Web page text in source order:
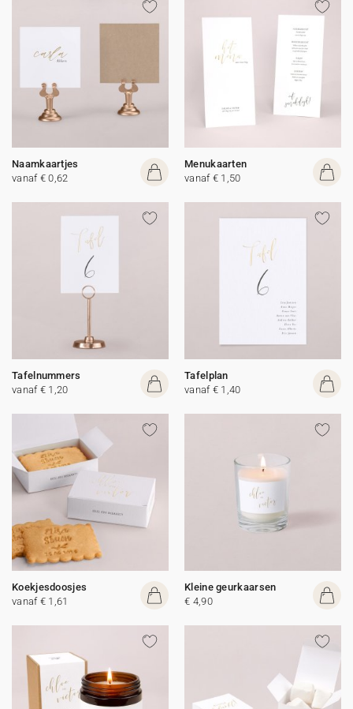
Naamkaartjes
vanaf € 0,62
Menukaarten
vanaf € 1,50
Tafelnummers
vanaf € 1,20
Tafelplan
vanaf € 1,40
Koekjesdoosjes
vanaf € 1,61
Kleine geurkaarsen
€ 4,90